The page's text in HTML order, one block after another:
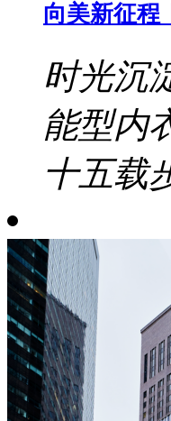
向美新征程
时光沉
能型内
十五载